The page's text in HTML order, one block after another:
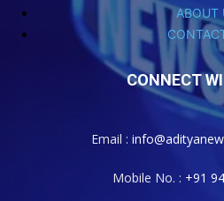
ABOUT
CONNECT
Email :
Mobile No. : +91